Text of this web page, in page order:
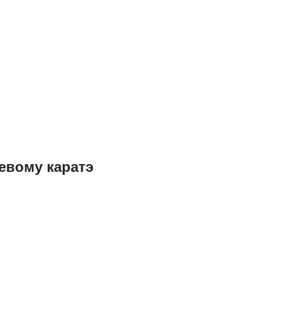
каратэ